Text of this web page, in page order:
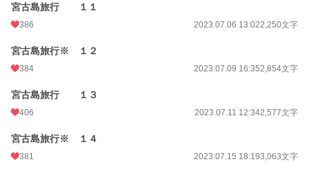
宮古島旅行 １１
386 2023.07.06 13:022,250文字
宮古島旅行※ １２
384 2023.07.09 16:352,854文字
宮古島旅行 １３
406 2023.07.11 12:342,577文字
宮古島旅行※ １４
381 2023.07.15 18:193,063文字